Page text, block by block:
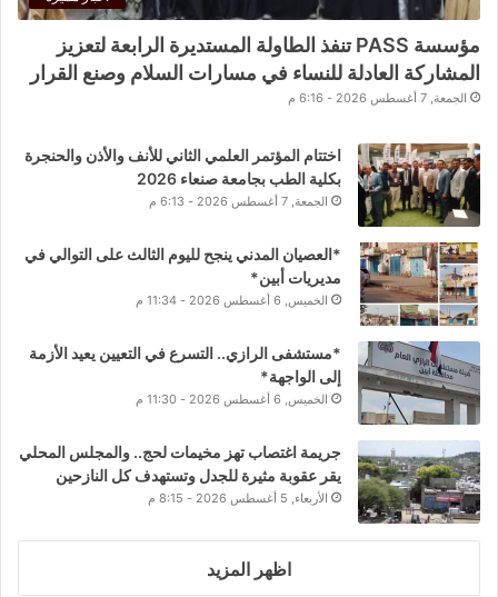
مؤسسة PASS تنفذ الطاولة المستديرة الرابعة لتعزيز
المشاركة العادلة للنساء في مسارات السلام وصنع القرار
الجمعة, 7 أغسطس 2026 - 6:16 م
اختتام المؤتمر العلمي الثاني للأنف والأذن والحنجرة
بكلية الطب بجامعة صنعاء 2026
الجمعة, 7 أغسطس 2026 - 6:13 م
*العصيان المدني ينجح لليوم الثالث على التوالي في
مديريات أبين*
الخميس, 6 أغسطس 2026 - 11:34 م
*مستشفى الرازي.. التسرع في التعيين يعيد الأزمة
إلى الواجهة*
الخميس, 6 أغسطس 2026 - 11:30 م
جريمة اغتصاب تهز مخيمات لحج.. والمجلس المحلي
يقر عقوبة مثيرة للجدل وتستهدف كل النازحين
الأربعاء, 5 أغسطس 2026 - 8:15 م
اظهر المزيد